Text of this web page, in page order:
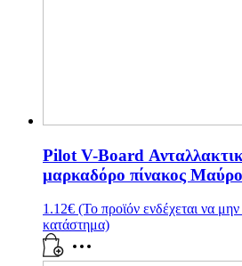
Pilot V-Board
μαρκαδόρο πίνακος Μαύρο
1.12€ (Το προϊόν ενδέχεται να
κατάστημα)